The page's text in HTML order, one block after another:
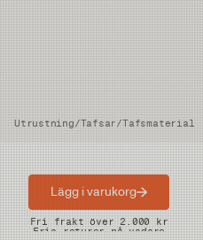
Utrustning/Tafsar/Tafsmaterial
Pris
Artikelnummer
Lägg i varukorg
Snabba leveranser
Fri frakt över 2.000 kr
Fria returer på vadare